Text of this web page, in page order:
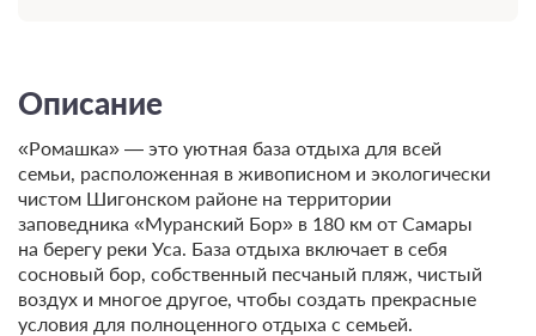
Описание
«Ромашка» — это уютная база отдыха для всей
семьи, расположенная в живописном и экологически
чистом Шигонском районе на территории
заповедника «Муранский Бор» в 180 км от Самары
на берегу реки Уса. База отдыха включает в себя
сосновый бор, собственный песчаный пляж, чистый
воздух и многое другое, чтобы создать прекрасные
условия для полноценного отдыха с семьей.